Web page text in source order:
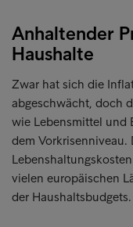
Anhaltender
Haushalte
Zwar hat sich die
abgeschwächt, doch
wie Lebensmittel und
dem Vorkrisenniveau.
vielen europäischen
der Haushaltsbudgets.